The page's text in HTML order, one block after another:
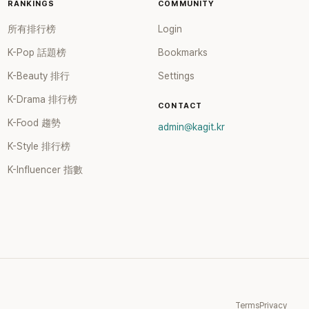
RANKINGS
所有排行榜
K-Pop 話題榜
K-Beauty 排行
K-Drama 排行榜
K-Food 趨勢
K-Style 排行榜
K-Influencer 指數
COMMUNITY
Login
Bookmarks
Settings
CONTACT
admin@kagit.kr
TermsPrivacy